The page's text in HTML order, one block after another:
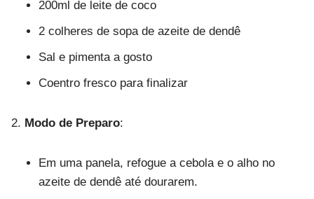
200ml de leite de coco
2 colheres de sopa de azeite de dendê
Sal e pimenta a gosto
Coentro fresco para finalizar
Modo de Preparo:
Em uma panela, refogue a cebola e o alho no
azeite de dendê até dourarem.